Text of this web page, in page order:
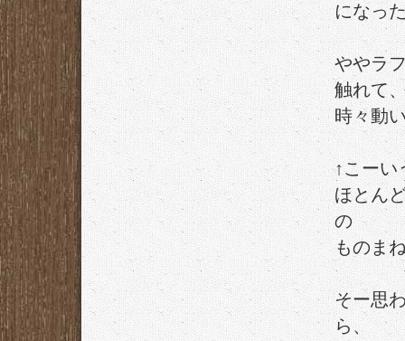
になっ
ややラ
触れて
時々動
↑こーい
ほとん
の
ものま
そー思
ら、